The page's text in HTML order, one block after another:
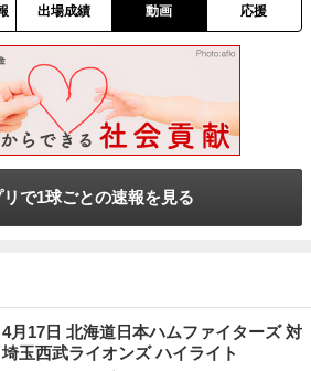
出場成績 動画 応援
リで1球ごとの速報を見る
4月17日 北海道日本ハムファイターズ 対
埼玉西武ライオンズ ハイライト